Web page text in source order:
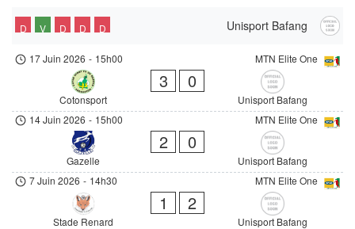
Unisport Bafang
D V D D D
MTN Elite One
17 Juin 2026 - 15h00
Cotonsport
3 0
Unisport Bafang
MTN Elite One
14 Juin 2026 - 15h00
Gazelle
2 0
Unisport Bafang
MTN Elite One
7 Juin 2026 - 14h30
Stade Renard
1 2
Unisport Bafang